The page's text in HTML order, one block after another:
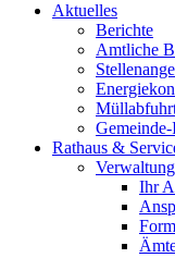
Aktuelles
Berichte
Amtliche
Rathaus &
Verwaltung
Ihr